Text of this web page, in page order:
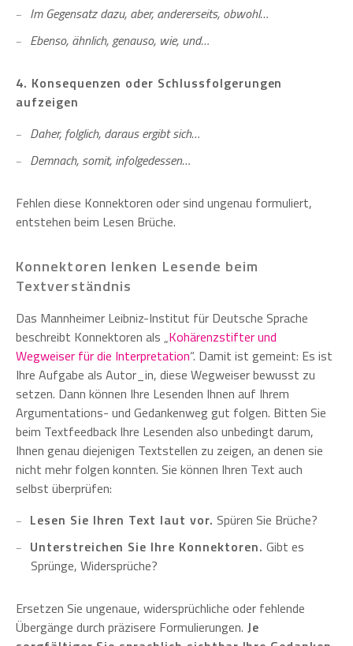
Im Gegensatz dazu, aber, andererseits, obwohl…
Ebenso, ähnlich, genauso, wie, und…
4. Konsequenzen oder Schlussfolgerungen
aufzeigen
Daher, folglich, daraus ergibt sich…
Demnach, somit, infolgedessen…
Fehlen diese Konnektoren oder sind ungenau formuliert,
entstehen beim Lesen Brüche.
Konnektoren lenken Lesende beim
Textverständnis
Das Mannheimer Leibniz-Institut für Deutsche Sprache
beschreibt Konnektoren als „Kohärenzstifter und
Wegweiser für die Interpretation“. Damit ist gemeint: Es ist
Ihre Aufgabe als Autor_in, diese Wegweiser bewusst zu
setzen. Dann können Ihre Lesenden Ihnen auf Ihrem
Argumentations- und Gedankenweg gut folgen. Bitten Sie
beim Textfeedback Ihre Lesenden also unbedingt darum,
Ihnen genau diejenigen Textstellen zu zeigen, an denen sie
nicht mehr folgen konnten. Sie können Ihren Text auch
selbst überprüfen:
Lesen Sie Ihren Text laut vor. Spüren Sie Brüche?
Unterstreichen Sie Ihre Konnektoren. Gibt es
Sprünge, Widersprüche?
Ersetzen Sie ungenaue, widersprüchliche oder fehlende
Übergänge durch präzisere Formulierungen. Je